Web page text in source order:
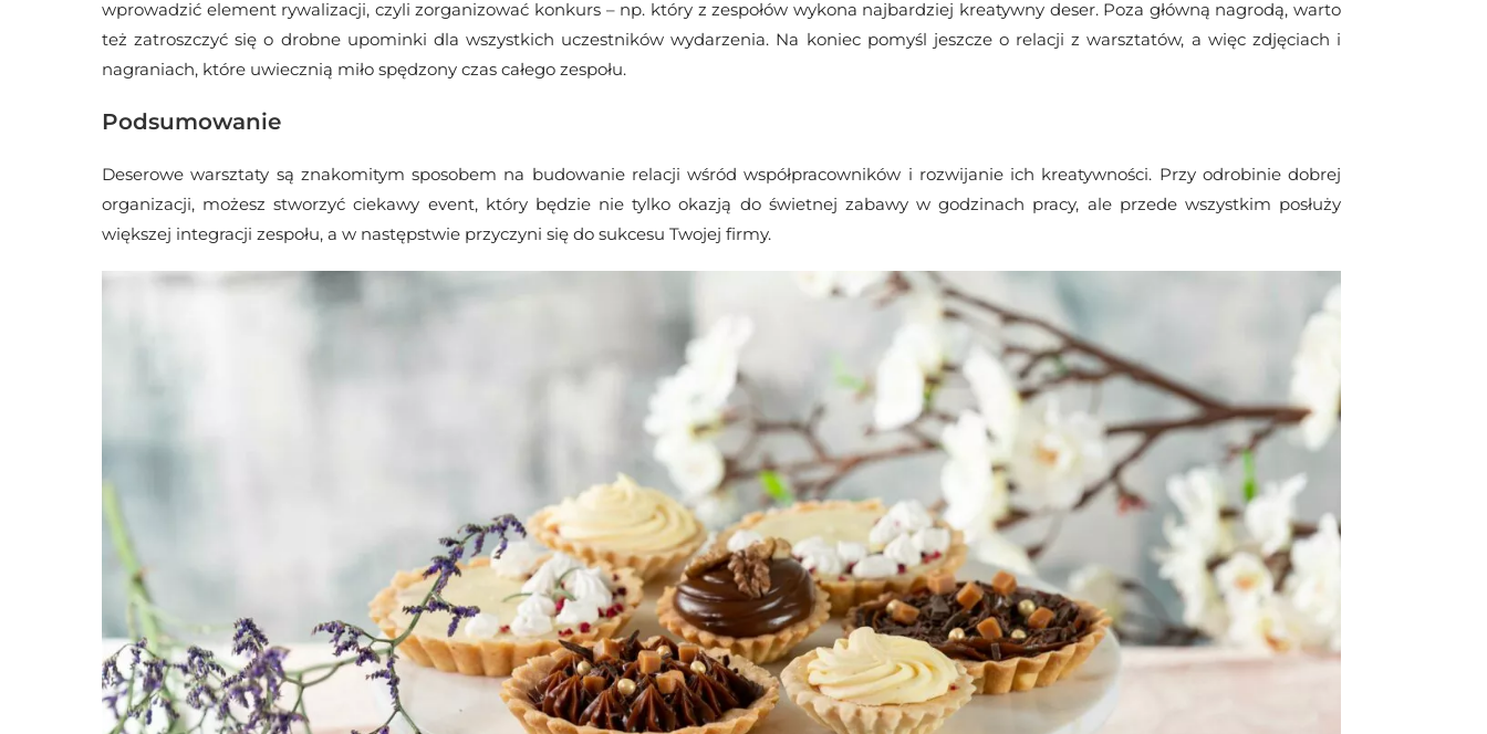
wprowadzić element rywalizacji, czyli zorganizować konkurs – np. który z zespołów wykona najbardziej kreatywny deser. Poza główną nagrodą, warto
też zatroszczyć się o drobne upominki dla wszystkich uczestników wydarzenia. Na koniec pomyśl jeszcze o relacji z warsztatów, a więc zdjęciach i
nagraniach, które uwiecznią miło spędzony czas całego zespołu.
Podsumowanie
Deserowe warsztaty są znakomitym sposobem na budowanie relacji wśród współpracowników i rozwijanie ich kreatywności. Przy odrobinie dobrej
organizacji, możesz stworzyć ciekawy event, który będzie nie tylko okazją do świetnej zabawy w godzinach pracy, ale przede wszystkim posłuży
większej integracji zespołu, a w następstwie przyczyni się do sukcesu Twojej firmy.